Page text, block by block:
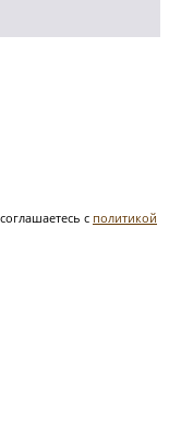
с политикой